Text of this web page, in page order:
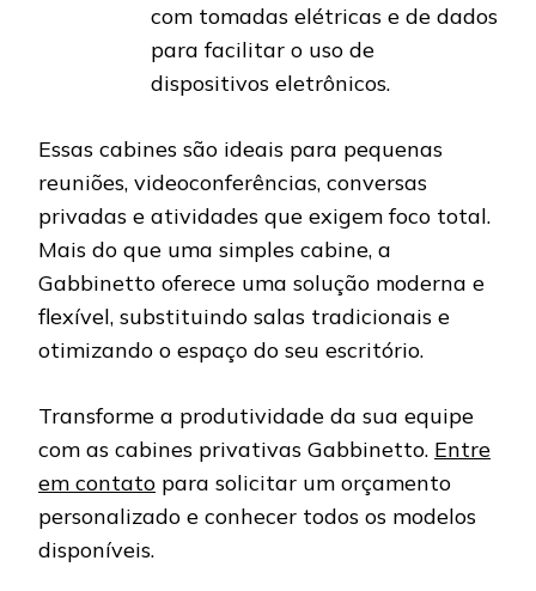
com tomadas elétricas e de dados
para facilitar o uso de
dispositivos eletrônicos.
Essas cabines são ideais para pequenas
reuniões, videoconferências, conversas
privadas e atividades que exigem foco total.
Mais do que uma simples cabine, a
Gabbinetto oferece uma solução moderna e
flexível, substituindo salas tradicionais e
otimizando o espaço do seu escritório.
Transforme a produtividade da sua equipe
com as cabines privativas Gabbinetto. Entre
em contato para solicitar um orçamento
personalizado e conhecer todos os modelos
disponíveis.